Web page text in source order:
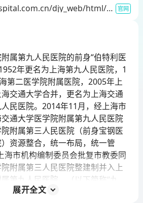
https://www.9hospital.com.cn/djy_web/html/djy/portal/index/index.htm 官网
属第九人民医院的前身“伯特利医
年更名为上海第九人民医院，1
第二医学院附属医院，2005年上
交通大学合并，更名为上海交通
民医院。2014年11月，经上海市
通大学医学院附属第九人民医院
附属第三人民医院（前身宝钢医
资源整合，统一布局，统一管
海市机构编制委员会批复市教委同
附属第三人民医院整建制并入上
第九人民医院。（以下简称“九
展开全文